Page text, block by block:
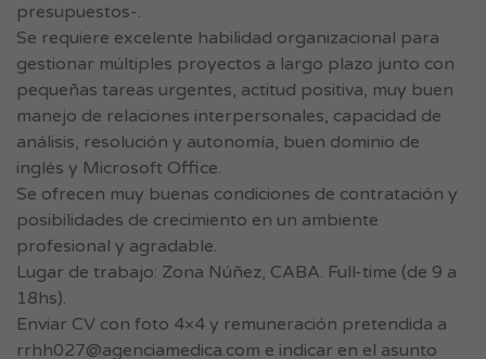
presupuestos-.
Se requiere excelente habilidad organizacional para
gestionar múltiples proyectos a largo plazo junto con
pequeñas tareas urgentes, actitud positiva, muy buen
manejo de relaciones interpersonales, capacidad de
análisis, resolución y autonomía, buen dominio de
inglés y Microsoft Office.
Se ofrecen muy buenas condiciones de contratación y
posibilidades de crecimiento en un ambiente
profesional y agradable.
Lugar de trabajo: Zona Núñez, CABA. Full-time (de 9 a
18hs).
Enviar CV con foto 4×4 y remuneración pretendida a
rrhh027@agenciamedica.com e indicar en el asunto